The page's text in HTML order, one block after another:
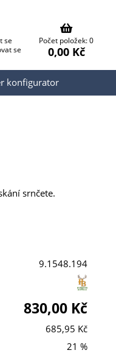
se
se
Počet položek: 0
0,00 Kč
konfigurator
srnčete.
9.1548.194
830,00 Kč
685,95 Kč
21 %